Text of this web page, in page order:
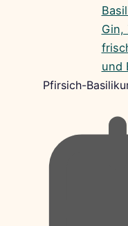
Pfirsich-